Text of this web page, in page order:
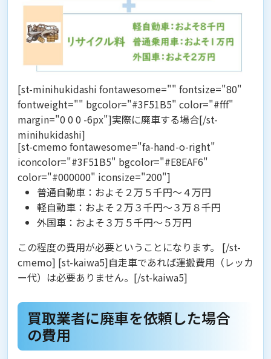
[st-minihukidashi fontawesome="" fontsize="80"
fontweight="" bgcolor="#3F51B5" color="#fff"
margin="0 0 0 -6px"]実際に廃車する場合[/st-
minihukidashi]
[st-cmemo fontawesome="fa-hand-o-right"
iconcolor="#3F51B5" bgcolor="#E8EAF6"
color="#000000" iconsize="200"]
普通自動車：およそ２万５千円～４万円
軽自動車：およそ２万３千円～３万８千円
外国車：およそ３万５千円～５万円
この程度の費用が必要ということになります。 [/st-
cmemo] [st-kaiwa5]自走車であれば運搬費用（レッカ
ー代）は必要ありません。[/st-kaiwa5]
買取業者に廃車を依頼した場合
の費用